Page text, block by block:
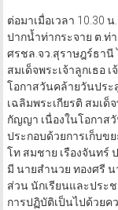
ต่อมาเมื่อเวลา 10.30
ปากน้ำท่ากระจาย ต.ท่
ศรชล.จว.สุราษฎร์ธานี
สมเด็จพระเจ้าลูกเธอ
โอกาสวันคล้ายวันประ
เฉลิมพระเกียรติ สมเ
กัญญา เนื่องในโอกาส
ประกอบด้วยการเก็บข
โท สมชาย เรืองจันทร์
มี นายสำนวย ทองศรี
ส่วน นักเรียนและประ
การปฏิบัติเป็นไปด้วยค